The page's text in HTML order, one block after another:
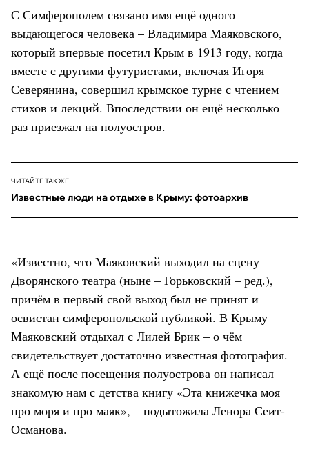
С Симферополем связано имя ещё одного
выдающегося человека – Владимира Маяковского,
который впервые посетил Крым в 1913 году, когда
вместе с другими футуристами, включая Игоря
Северянина, совершил крымское турне с чтением
стихов и лекций. Впоследствии он ещё несколько
раз приезжал на полуостров.
ЧИТАЙТЕ ТАКЖЕ
Известные люди на отдыхе в Крыму: фотоархив
«Известно, что Маяковский выходил на сцену
Дворянского театра (ныне – Горьковский – ред.),
причём в первый свой выход был не принят и
освистан симферопольской публикой. В Крыму
Маяковский отдыхал с Лилей Брик – о чём
свидетельствует достаточно известная фотография.
А ещё после посещения полуострова он написал
знакомую нам с детства книгу «Эта книжечка моя
про моря и про маяк», – подытожила Ленора Сеит-
Османова.